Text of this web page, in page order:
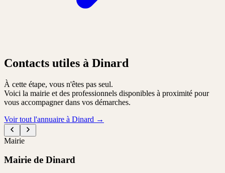
Contacts utiles à Dinard
À cette étape, vous n'êtes pas seul.
Voici la mairie et des professionnels disponibles à proximité pour
vous accompagner dans vos démarches.
Voir tout l'annuaire à Dinard →
Mairie
Mairie de Dinard